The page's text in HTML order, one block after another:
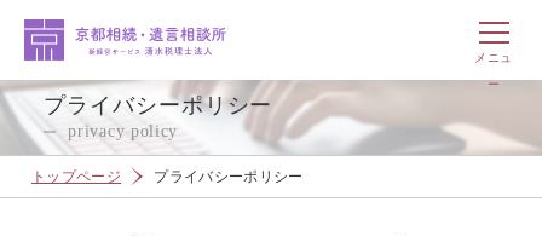
プライバシーポリシー
privacy policy
トップページ プライバシーポリシー